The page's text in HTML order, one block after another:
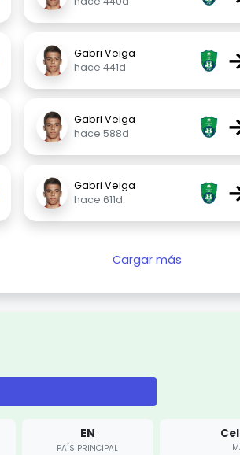
Gabri Veiga
hace 441d
Gabri Veiga
hace 588d
Gabri Veiga
hace 611d
Cargar más
EN
PAÍS PRINCIPAL